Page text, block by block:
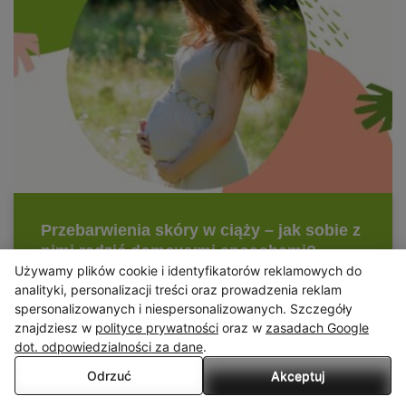
Źródła:
Serwis wykorzystuje pliki cookies. Korzystając ze strony
wyrażasz zgodę na wykorzystywanie plików cookies, w zakresie
odpowiadającym konfiguracji Twojej przeglądarki.
Przeczytaj więcej
Używamy plików cookie i identyfikatorów reklamowych do
analityki, personalizacji treści oraz prowadzenia reklam
spersonalizowanych i niespersonalizowanych. Szczegóły
znajdziesz w polityce prywatności oraz w zasadach Google
dot. odpowiedzialności za dane.
Odrzuć
Akceptuj